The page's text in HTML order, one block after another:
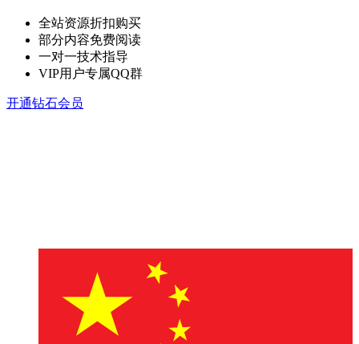
全站资源折扣购买
部分内容免费阅读
一对一技术指导
VIP用户专属QQ群
开通钻石会员